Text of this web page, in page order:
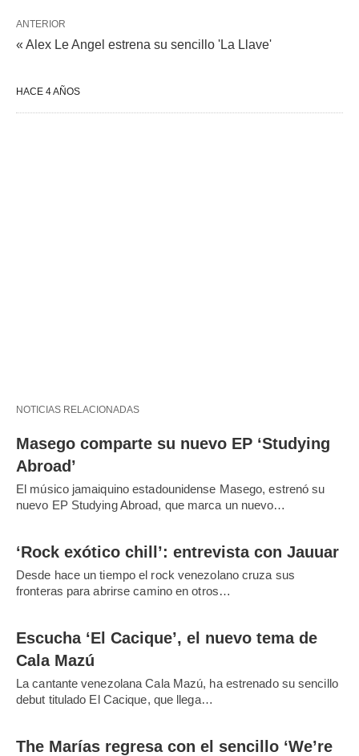
ANTERIOR
« Alex Le Angel estrena su sencillo 'La Llave'
HACE 4 AÑOS
NOTICIAS RELACIONADAS
Masego comparte su nuevo EP ‘Studying
Abroad’
El músico jamaiquino estadounidense Masego, estrenó su
nuevo EP Studying Abroad, que marca un nuevo…
‘Rock exótico chill’: entrevista con Jauuar
Desde hace un tiempo el rock venezolano cruza sus
fronteras para abrirse camino en otros…
Escucha ‘El Cacique’, el nuevo tema de
Cala Mazú
La cantante venezolana Cala Mazú, ha estrenado su sencillo
debut titulado El Cacique, que llega…
The Marías regresa con el sencillo ‘We’re